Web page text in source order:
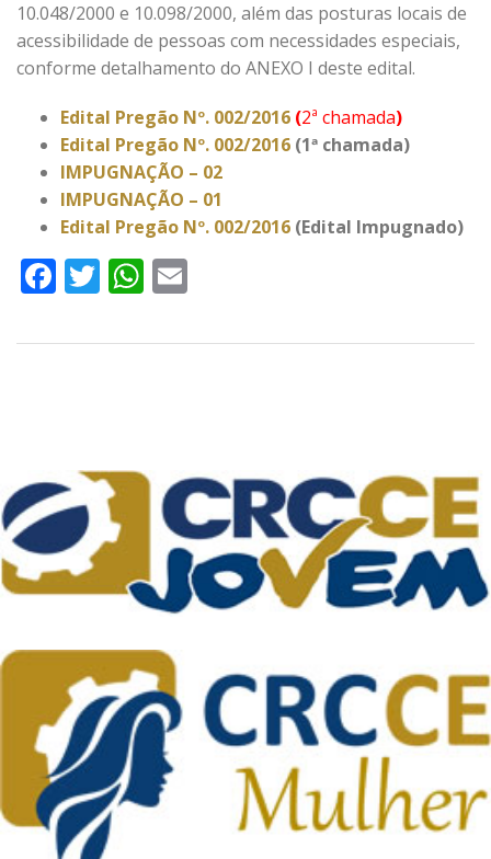
10.048/2000 e 10.098/2000, além das posturas locais de
acessibilidade de pessoas com necessidades especiais,
conforme detalhamento do ANEXO I deste edital.
Edital Pregão Nº. 002/2016 (2ª chamada)
Edital Pregão Nº. 002/2016 (1ª chamada)
IMPUGNAÇÃO – 02
IMPUGNAÇÃO – 01
Edital Pregão Nº. 002/2016 (Edital Impugnado)
Facebook
TwitterWhatsApp